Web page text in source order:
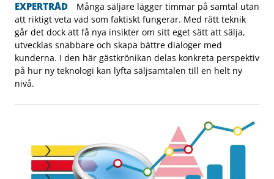
EXPERTRÅD
Många säljare lägger timmar på samtal utan
att riktigt veta vad som faktiskt fungerar. Med rätt teknik
går det dock att få nya insikter om sitt eget sätt att sälja,
utvecklas snabbare och skapa bättre dialoger med
kunderna. I den här gästkrönikan delas konkreta perspektiv
på hur ny teknologi kan lyfta säljsamtalen till en helt ny
nivå.